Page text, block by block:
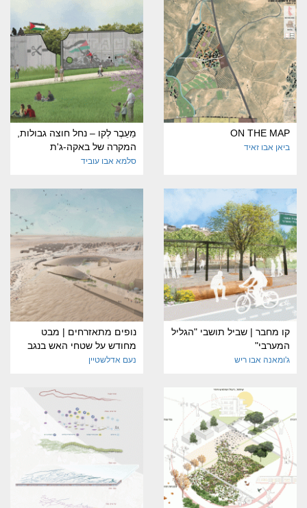
ON THE MAP
ביאן אבו זאיד
מֵעֵבֶר לְקו – נחל חוצה גבולות,
המקרה של באקה-ג'ת
סלמא אבו עוביד
קו מחבר | שביל תושבי "הגליל
המערבי"
ג'ומאנה אבו ריש
נופים מתאזרחים | מבט
מחודש על שטחי האש בנגב
נעם אדלשטיין